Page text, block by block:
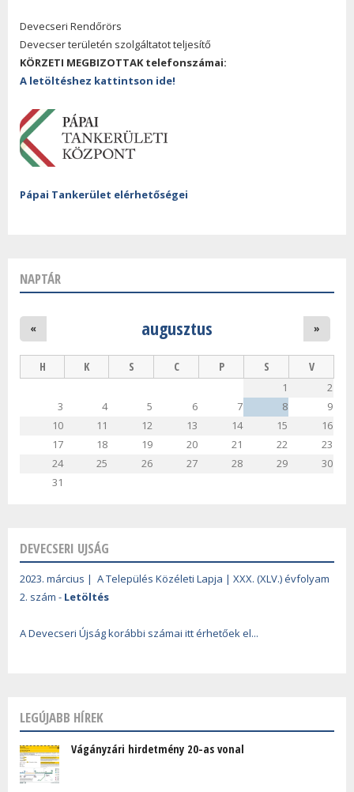
Devecseri Rendőrörs
Devecser területén szolgáltatot teljesítő
KÖRZETI MEGBIZOTTAK telefonszámai:
A letöltéshez kattintson ide!
Pápai Tankerület elérhetőségei
NAPTÁR
augusztus
« »
H K S C P S V
1
2
3
4 5 6 7 8
9
10
11 12 13 14 15
16
17
18 19 20 21 22
23
24
25 26 27 28 29
30
31
DEVECSERI UJSÁG
2023. március | A Település Közéleti Lapja | XXX. (XLV.) évfolyam
2. szám - Letöltés
A Devecseri Újság korábbi számai itt érhetőek el...
LEGÚJABB HÍREK
Vágányzári hirdetmény 20-as vonal